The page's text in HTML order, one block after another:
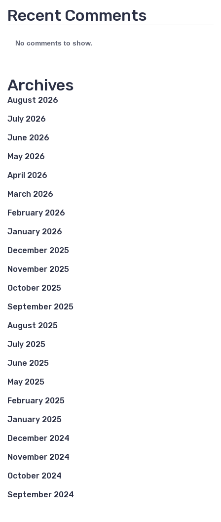
Recent Comments
No comments to show.
Archives
August 2026
July 2026
June 2026
May 2026
April 2026
March 2026
February 2026
January 2026
December 2025
November 2025
October 2025
September 2025
August 2025
July 2025
June 2025
May 2025
February 2025
January 2025
December 2024
November 2024
October 2024
September 2024